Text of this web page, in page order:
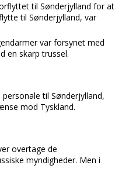
til Sønderjylland for at
til Sønderjylland, var
var forsynet med
en skarp trussel.
til Sønderjylland,
mod Tyskland.
overtage de
myndigheder. Men i